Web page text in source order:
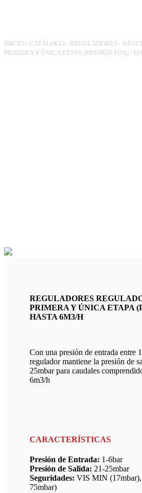
INICIO / CATÁLOGO / REGULADORES /
PRIMERA Y ÚNICA ETAPA (PRESIÓN FIJA) /
REGULADORES
PRIMERA Y ÚNICA ETAPA
HASTA 6M3/H
Con una presión de entrada entre
regulador mantiene la presión de
25mbar para caudales
6m3/h
CARACTERÍSTICAS
Presión de Entrada: 1-6bar
Presión de Salida: 21-25mbar
Seguridades: VIS MIN
75mbar)